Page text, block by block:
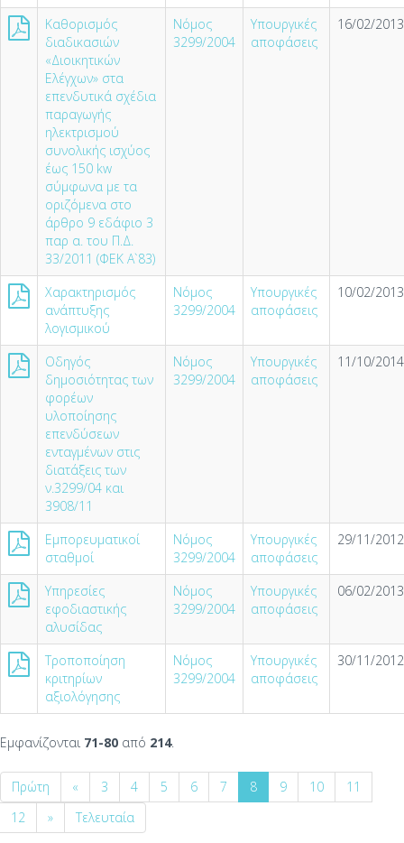
Καθορισμός
διαδικασιών
«Διοικητικών
Ελέγχων» στα
επενδυτικά σχέδια
παραγωγής
ηλεκτρισμού
συνολικής ισχύος
έως 150 kw
σύμφωνα με τα
οριζόμενα στο
άρθρο 9 εδάφιο 3
παρ α. του Π.Δ.
33/2011 (ΦΕΚ Α`83)
Νόμος
3299/2004
Υπουργικές
αποφάσεις
16/02/
Χαρακτηρισμός
ανάπτυξης
λογισμικού
Νόμος
3299/2004
Υπουργικές
αποφάσεις
10/02/
Οδηγός
δημοσιότητας των
φορέων
υλοποίησης
επενδύσεων
ενταγμένων στις
διατάξεις των
ν.3299/04 και
3908/11
Νόμος
3299/2004
Υπουργικές
αποφάσεις
11/10/
Εμπορευματικοί
σταθμοί
Νόμος
3299/2004
Υπουργικές
αποφάσεις
29/11/
Υπηρεσίες
εφοδιαστικής
αλυσίδας
Νόμος
3299/2004
Υπουργικές
αποφάσεις
06/02/
Τροποποίηση
κριτηρίων
αξιολόγησης
Νόμος
3299/2004
Υπουργικές
αποφάσεις
30/11/
Εμφανίζονται 71-80 από 214.
Πρώτη « 3 4 5 6 7 8 9 10
11
12
» Τελευταία